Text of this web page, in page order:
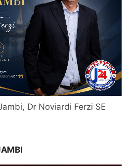
Dr Noviardi Ferzi SE